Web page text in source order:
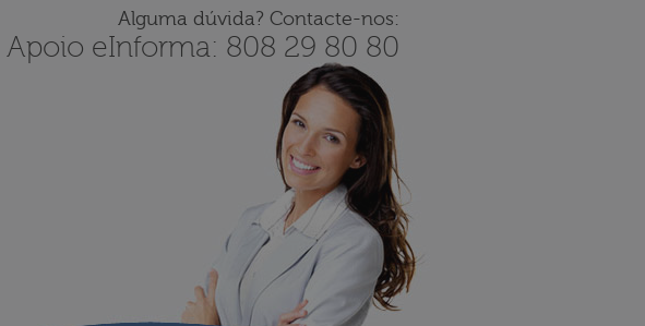
Alguma dúvida? Contacte-nos:
Apoio eInforma: 808 29 80 80